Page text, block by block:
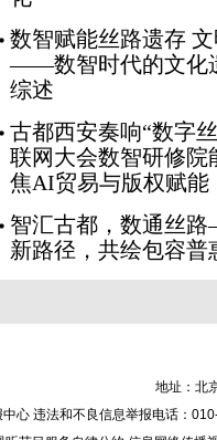
数智赋能丝路遗存
——数智时代的文化
综述
古都西安奏响“数字
联网大会数智研修院
焦AI贸易与版权赋能
智汇古都，数通丝
新路径，共绘包容普
地址：北
中心违法和不良信息举报电话：